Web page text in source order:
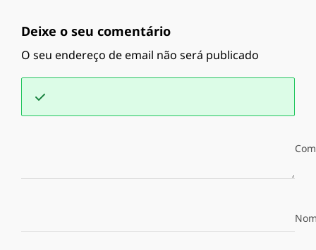
Deixe o seu comentário
O seu endereço de email não será publicado